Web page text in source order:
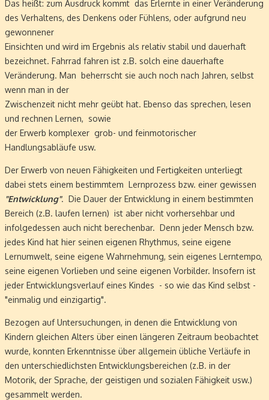
Das heißt: zum Ausdruck kommt das Erlernte in einer Veränderung
des Verhaltens, des Denkens oder Fühlens, oder aufgrund neu
gewonnener
Einsichten und wird im Ergebnis als relativ stabil und dauerhaft
bezeichnet. Fahrrad fahren ist z.B. solch eine dauerhafte
Veränderung. Man beherrscht sie auch noch nach Jahren, selbst
wenn man in der
Zwischenzeit nicht mehr geübt hat. Ebenso das sprechen, lesen
und rechnen Lernen, sowie
der Erwerb komplexer grob- und feinmotorischer
Handlungsabläufe usw.
Der Erwerb von neuen Fähigkeiten und Fertigkeiten unterliegt
dabei stets einem bestimmtem Lernprozess bzw. einer gewissen
"Entwicklung". Die Dauer der Entwicklung in einem bestimmten
Bereich (z.B. laufen lernen) ist aber nicht vorhersehbar und
infolgedessen auch nicht berechenbar. Denn jeder Mensch bzw.
jedes Kind hat hier seinen eigenen Rhythmus, seine eigene
Lernumwelt, seine eigene Wahrnehmung, sein eigenes Lerntempo,
seine eigenen Vorlieben und seine eigenen Vorbilder. Insofern ist
jeder Entwicklungsverlauf eines Kindes - so wie das Kind selbst -
"einmalig und einzigartig".
Bezogen auf Untersuchungen, in denen die Entwicklung von
Kindern gleichen Alters über einen längeren Zeitraum beobachtet
wurde, konnten Erkenntnisse über allgemein übliche Verläufe in
den unterschiedlichsten Entwicklungsbereichen (z.B. in der
Motorik, der Sprache, der geistigen und sozialen Fähigkeit usw.)
gesammelt werden.